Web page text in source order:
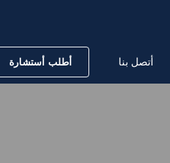
أتصل بنا أطلب أستشارة